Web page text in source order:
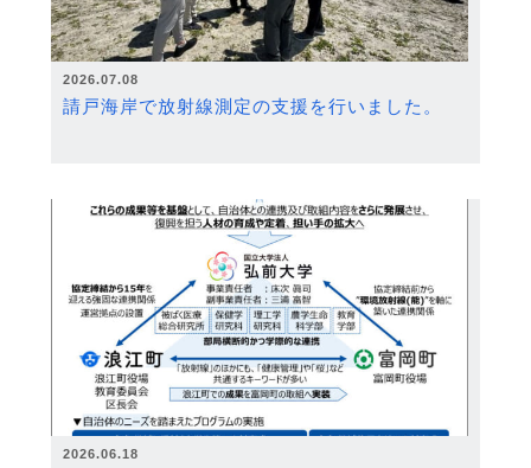
2026.07.08
請戸海岸で放射線測定の支援を行いました。
2026.06.18